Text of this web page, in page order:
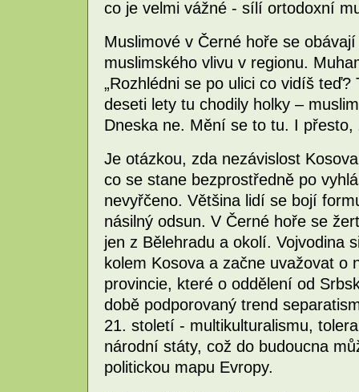
co je velmi vážné - sílí ortodoxní
Muslimové v Černé hoře se
muslimského vlivu v regionu.
„Rozhlédni se po ulici co vidíš
deseti lety tu chodily holky –
Dneska ne. Mění se to tu. I
Je otázkou, zda nezávislost
co se stane bezprostředně po
nevyřčeno. Většina lidí se bojí
násilný odsun. V Černé hoře se
jen z Bělehradu a okolí. Vojvodina
kolem Kosova a začne uvažovat o
provincie, které o oddělení od
době podporovaný trend
21. století - multikulturalismu,
národní státy, což do budoucna
politickou mapu Evropy.